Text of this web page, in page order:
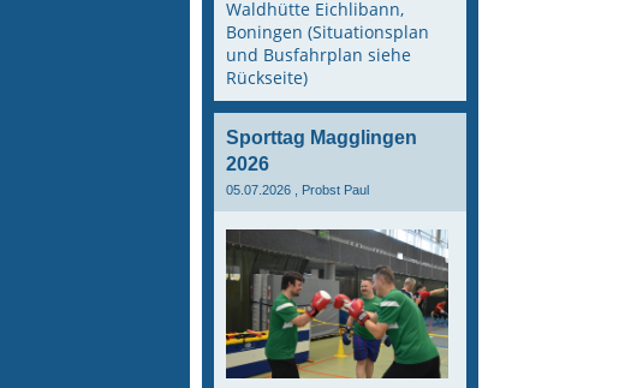
Waldhütte Eichlibann,
Boningen (Situationsplan
und Busfahrplan siehe
Rückseite)
Sporttag Magglingen
2026
05.07.2026 , Probst Paul